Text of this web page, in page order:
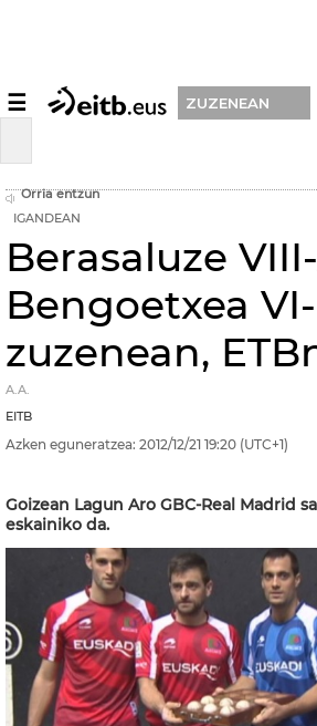
☰ ZUZENEAN
Orria entzun
IGANDEAN
Berasaluze
Bengoetxea
zuzenean,
A.A.
EITB
Azken eguneratzea: 2012/12/21 19:20 (UTC+1)
Goizean Lagun Aro GBC-Real Madrid
eskainiko da.